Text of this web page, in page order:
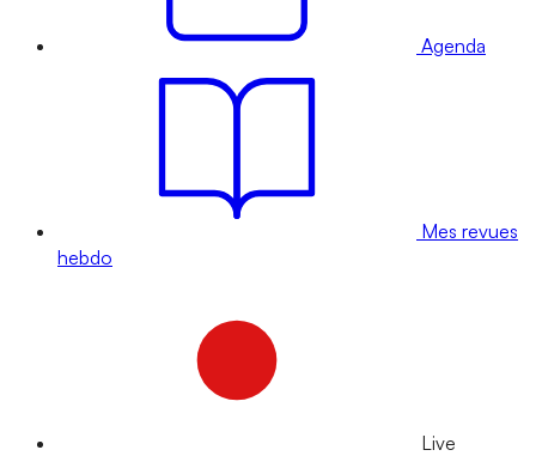
Agenda
Mes revues
hebdo
Live